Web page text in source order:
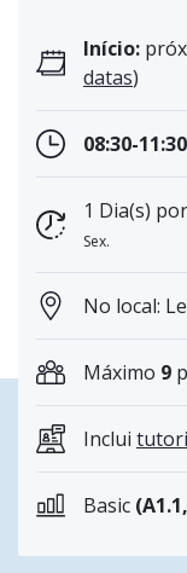
Início:
datas)
08:30-11:30
1 Dia(s)
Sex.
No local:
Máximo 9
Inclui
Basic